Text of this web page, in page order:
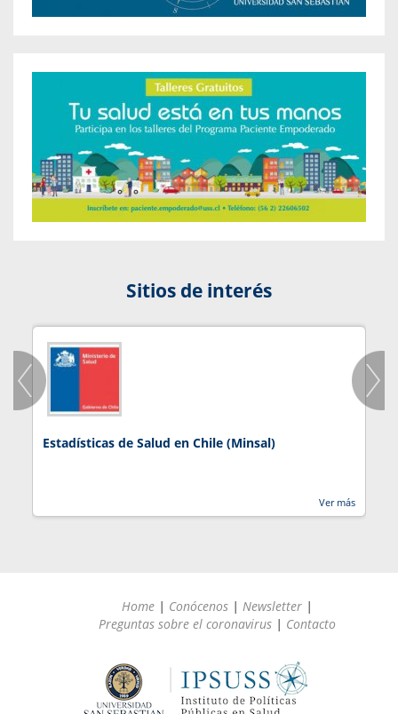
Sitios de interés
Estadísticas de Salud en Chile (Minsal)
Ver más
Home | Conócenos | Newsletter |
Preguntas sobre el coronavirus | Contacto